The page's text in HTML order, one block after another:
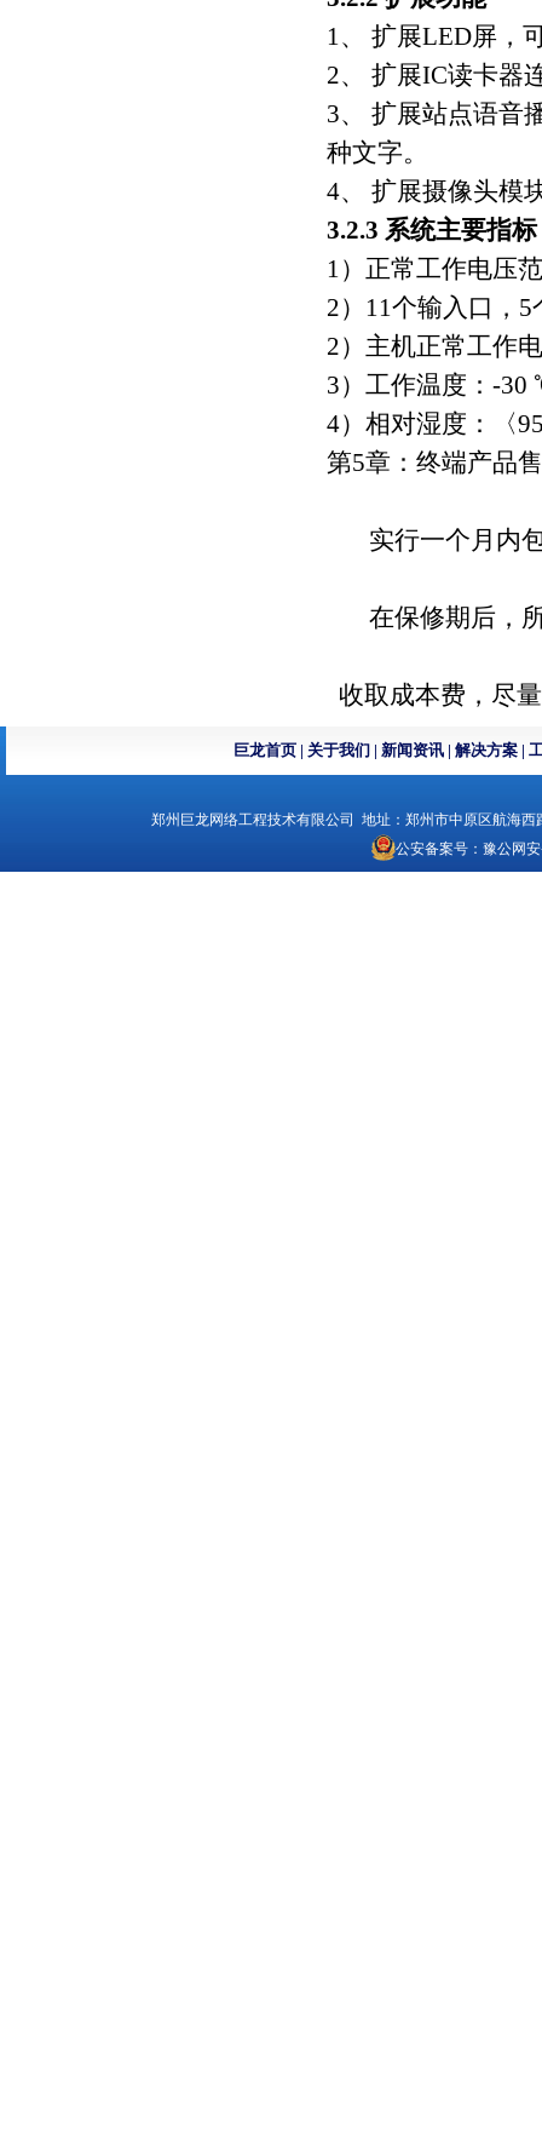
1、 扩展LED屏，
2、 扩展IC读卡器
3、 扩展站点语音
种文字。
4、 扩展摄像头模
3.2.3 系统主要指标
1）正常工作电压
2）11个输入口，5
2）主机正常工作
3）工作温度：-
4）相对湿度：〈
第5章：终端产品
实行一个月内包
在保修期后，所
收取成本费，尽
巨龙首页 | 关于我们 | 新闻资讯 | 解决方案 |
郑州巨龙网络工程技术有限公司 地址：郑州市中原区航海
公安备案号： 豫公网安